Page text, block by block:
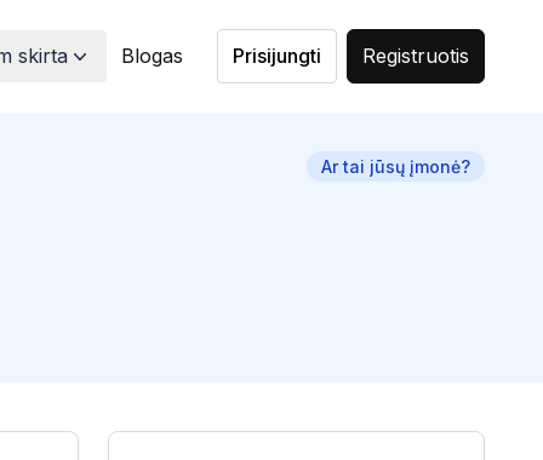
skirta Blogas Prisijungti Registruotis
Ar tai jūsų įmonė?